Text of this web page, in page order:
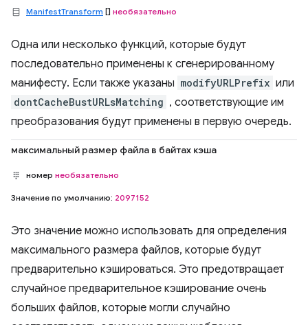
ManifestTransform [] необязательно
Одна или несколько функций, которые будут
последовательно применены к сгенерированному
манифесту. Если также указаны modifyURLPrefix или
dontCacheBustURLsMatching , соответствующие им
преобразования будут применены в первую очередь.
максимальный размер файла в байтах кэша
номер необязательно
Значение по умолчанию: 2097152
Это значение можно использовать для определения
максимального размера файлов, которые будут
предварительно кэшироваться. Это предотвращает
случайное предварительное кэширование очень
больших файлов, которые могли случайно